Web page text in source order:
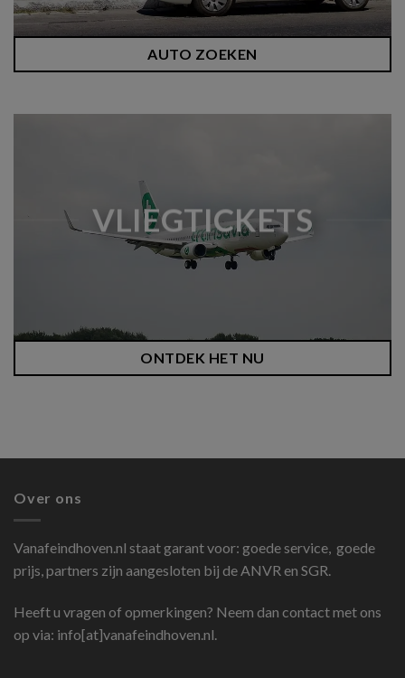
AUTO ZOEKEN
VLIEGTICKETS
ONTDEK HET NU
Over ons
Vanafeindhoven.nl staat garant voor: goede service, goede
prijs, partners zijn aangesloten bij de ANVR en SGR.
Heeft u vragen of opmerkingen? Neem dan contact met ons
op via: info[at]vanafeindhoven.nl.